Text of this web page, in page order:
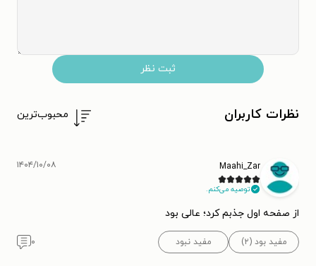
ثبت نظر
نظرات کاربران محبوب‌ترین
Maahi_Zar
توصیه می‌کنم.
۱۴۰۴/۱۰/۰۸
از صفحه اول جذبم کرد؛ عالی بود
مفید بود (۲) مفید نبود ۰